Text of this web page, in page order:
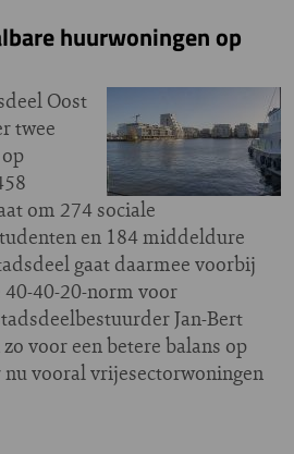
huurwoningen op
Oost
twee
om 274 sociale
en 184 middeldure
gaat daarmee voorbij
40-20-norm voor
Jan-Bert
voor een betere balans op
vooral vrijesectorwoningen